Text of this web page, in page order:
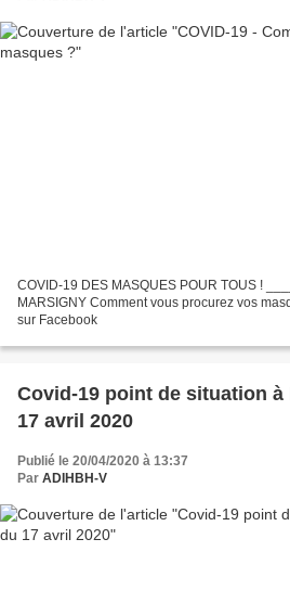
COVID-19 DES MASQUES POUR TOUS !
MARSIGNY Comment vous procurez vos
sur Facebook
Covid-19 point de situation à
17 avril 2020
Publié le 20/04/2020 à 13:37
Par ADIHBH-V